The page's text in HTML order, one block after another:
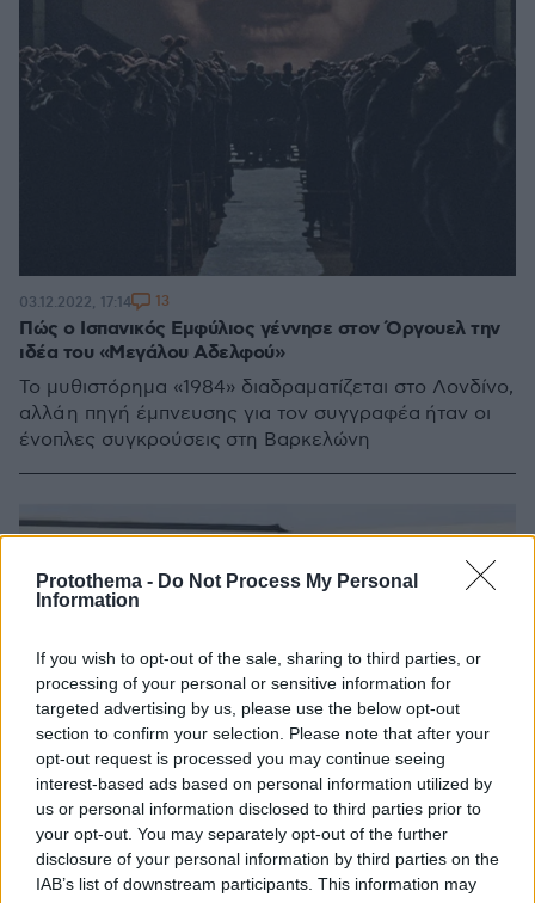
Protothema - Do Not Process My Personal
Information
If you wish to opt-out of the sale, sharing to third parties, or
processing of your personal or sensitive information for
targeted advertising by us, please use the below opt-out
section to confirm your selection. Please note that after your
opt-out request is processed you may continue seeing
interest-based ads based on personal information utilized by
us or personal information disclosed to third parties prior to
your opt-out. You may separately opt-out of the further
disclosure of your personal information by third parties on the
IAB’s list of downstream participants. This information may
Πώς ο Ισπανικός Εμφύλιος γέννησε στον Όργουελ την
ιδέα του «Μεγάλου Αδελφού»
Το μυθιστόρημα «1984» διαδραματίζεται στο Λονδίνο,
αλλά η πηγή έμπνευσης για τον συγγραφέα ήταν οι
ένοπλες συγκρούσεις στη Βαρκελώνη
03.12.2022, 17:14 13